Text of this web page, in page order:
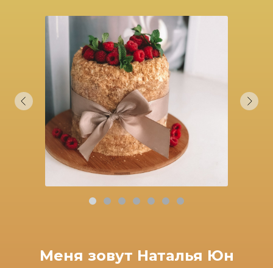
Меня зовут Наталья Юн